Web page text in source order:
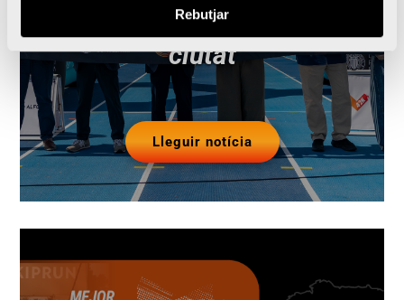
Rebutjar
que s’obrirà a clubs de la
ciutat
Lleguir notícia